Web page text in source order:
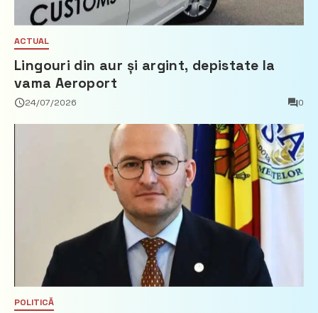
ACTUAL
Lingouri din aur și argint, depistate la
vama Aeroport
24/07/2026 0
POLITICĂ